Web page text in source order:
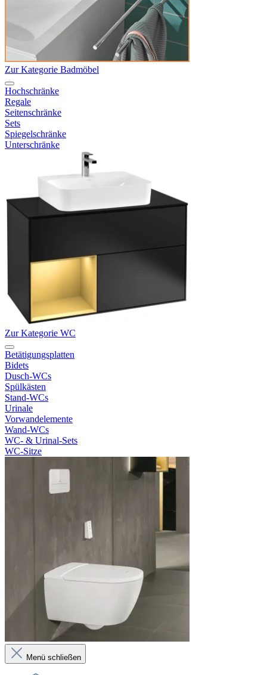
Zur Kategorie Badmöbel
Hochschränke
Regale
Seitenschränke
Sets
Spiegelschränke
Unterschränke
Zur Kategorie WC
Betätigungsplatten
Bidets
Dusch-WCs
Spülkästen
Stand-WCs
Urinale
Vorwandelemente
Wand-WCs
WC- & Urinal-Sets
WC-Sitze
Menü schließen